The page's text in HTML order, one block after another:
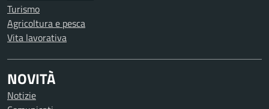
Turismo
Agricoltura e pesca
Vita lavorativa
NOVITÀ
Notizie